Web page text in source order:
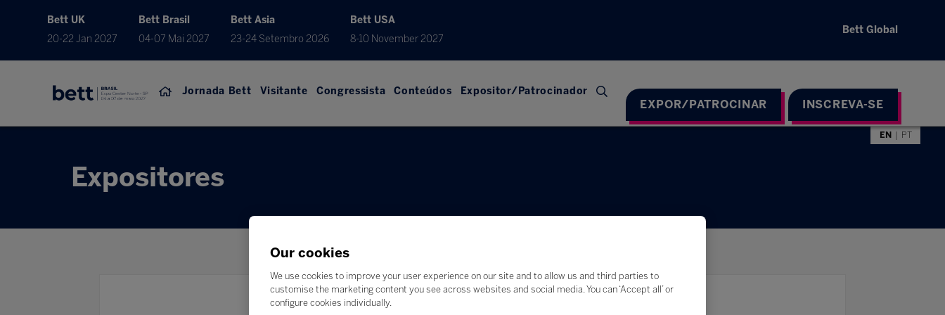
Bett UK
20-22 Jan 2027
Bett Brasil
04-07 Mai 2027
Bett Asia
23-24 Setembro 2026
Bett USA
8-10 November 2027
Bett Global
Jornada Bett Visitante Congressista Conteúdos Expositor/Patrocinador
EXPOR/PATROCINAR INSCREVA-SE
EN PT
Expositores
Pesquisar Filtros
Our cookies
We use cookies to improve your user experience on our site and to allow us and third parties to
customise the marketing content you see across websites and social media. You can ‘Accept all’ or
configure cookies individually.